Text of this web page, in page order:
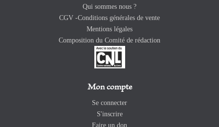
Qui sommes nous ?
CGV -Conditions générales de vente
Mentions légales
Composition du Comité de rédaction
Mon compte
Se connecter
S'inscrire
Faire un don